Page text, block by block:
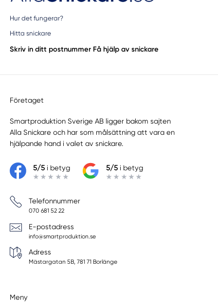
Hur det fungerar?
Hitta snickare
Skriv in ditt postnummer Få hjälp av snickare
Företaget
Smartproduktion Sverige AB ligger bakom sajten
Alla Snickare och har som målsättning att vara en
hjälpande hand i valet av snickare.
5/5i betyg 5/5i betyg
Telefonnummer
070 681 52 22
E-postadress
info@smartproduktion.se
Adress
Mästargatan 5B, 781 71 Borlänge
Meny